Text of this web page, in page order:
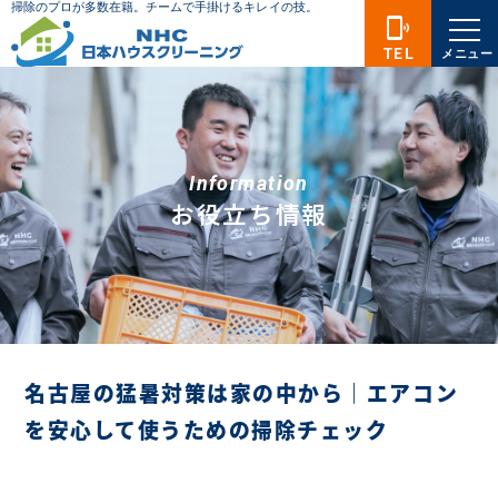
Information
お役立ち情報
名古屋の猛暑対策は家の中から｜エアコン
を安心して使うための掃除チェック
phonelink_ring
TEL メニュー